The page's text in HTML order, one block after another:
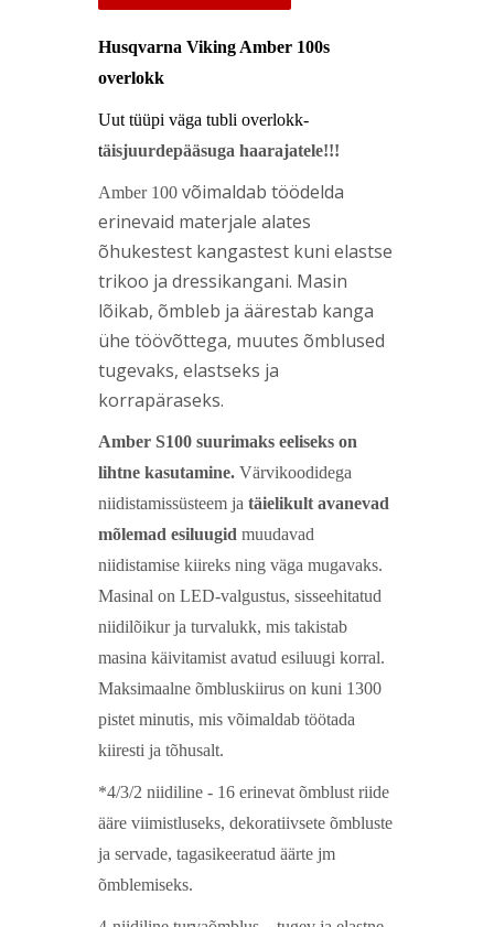
Husqvarna Viking Amber 100s
overlokk
Uut tüüpi väga tubli overlokk-
täisjuurdepääsuga haarajatele!!!
Amber 100 võimaldab töödelda
erinevaid materjale alates
õhukestest kangastest kuni elastse
trikoo ja dressikangani. Masin
lõikab, õmbleb ja äärestab kanga
ühe töövõttega, muutes õmblused
tugevaks, elastseks ja
korrapäraseks.
Amber S100 suurimaks eeliseks on
lihtne kasutamine. Värvikoodidega
niidistamissüsteem ja täielikult avanevad
mõlemad esiluugid muudavad
niidistamise kiireks ning väga mugavaks.
Masinal on LED-valgustus, sisseehitatud
niidilõikur ja turvalukk, mis takistab
masina käivitamist avatud esiluugi korral.
Maksimaalne õmbluskiirus on kuni 1300
pistet minutis, mis võimaldab töötada
kiiresti ja tõhusalt.
*4/3/2 niidiline - 16 erinevat õmblust riide
ääre viimistluseks, dekoratiivsete õmbluste
ja servade, tagasikeeratud äärte jm
õmblemiseks.